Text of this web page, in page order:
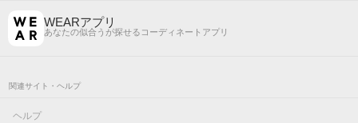
WEARアプリ
あなたの似合うが探せるコーディネートアプリ
関連サイト・ヘルプ
ヘルプ